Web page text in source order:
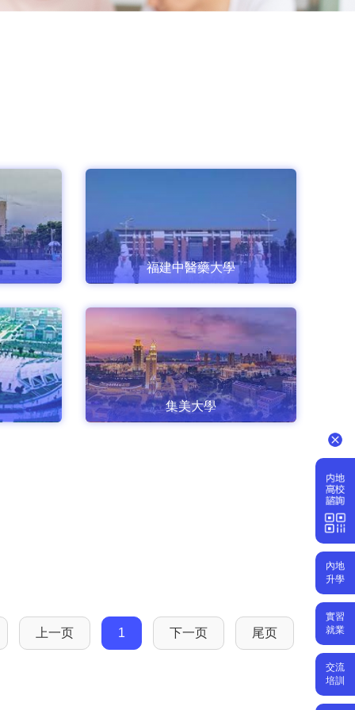
福建中醫藥大學
集美大學
上一页 1 下一页 尾页
內地
升學
實習
就業
交流
培訓